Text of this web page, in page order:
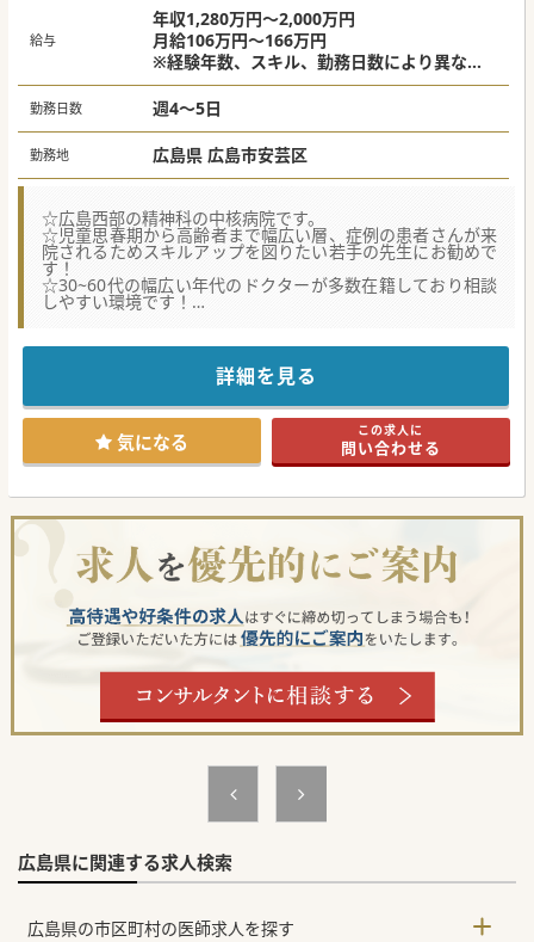
通勤も可能であり、住宅手当や赴任手当などの福利厚生も大
変手厚いです。
給与
年収1,280万円～2,000万円
月給106万円～166万円
※経験年数、スキル、勤務日数により異なる
週4日：年収1,280万円～
週5日：年収1,600万円～
＊当直代は別途支給 平日60,000円/回
勤務日数 週4～5日
勤務地 広島県 広島市安芸区
☆広島西部の精神科の中核病院です。
☆児童思春期から高齢者まで幅広い層、症例の患者さんが来
院されるためスキルアップを図りたい若手の先生にお勧めで
す！
☆30~60代の幅広い年代のドクターが多数在籍しており相談
しやすい環境です！
■30歳代から60歳代の幅広い年代の医師が多数在籍してお
り、診療上の悩みも気兼ねなく相談し合える大変風通しの良
■スーパー救急でありながら残業に従事する医師は殆どおら
ず、週4日勤務の相談にも柔軟に対応するなど、高いQOLを
維持できます。
■非指定医が夜間当直に入る際には必ず指導医が並列で待機
するシステムが確立されており、若手も安心して実務に臨め
【具体的な業務内容】
や各種アルコール・薬物依存症の患者様を一コマ20名程度を
診察いただきます。
■病棟管理では主治医制で平均30名程度を受け持ち、急性期
救急病棟から一般病棟にいたるまで一貫した治療をされてい
ます。
■年間約150件にのぼる措置入院の対応をはじめ、電気けい
れん療法などの高度な専門的治療の管理にも深く携わること
ができます。
【募集背景】
■精神科救急医療としての機能をさらに強化し、地域におけ
る精神科急性期医療のニーズへより強固に応えるための募集
■指定医の資格取得後に次のステップへ進む医師が一定数い
るため、組織の若返りと将来を担う常勤体制の永続的な維持
■多様化する依存症治療や児童思春期領域の受け入れ体制を
減したいお考えです。
#秋入職可
詳細を見る
気になる この求人に
問い合わせる
広島県に関連する求人検索
広島県の市区町村の医師求人を探す